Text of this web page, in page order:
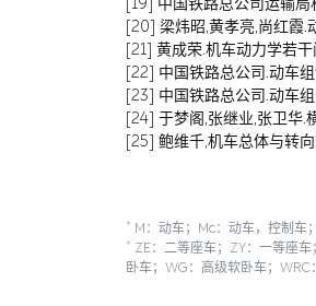
[19] 中国铁路总公司运输
[20] 梁炜昭,黄孝亮,尚红霞.
[21] 黄成荣.机车动力学若
[22] 中国铁路总公司.动车
[23] 中国铁路总公司.动车
[24] 于梦阁,张继业,张卫华.
[25] 鲍维千,机车总体与转
* M：动车；Mc：动车，控制车
* ZE：二等座车；ZY：一等座
卧车；WG：高级软卧车；